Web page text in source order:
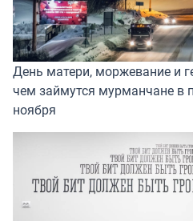
День матери, моржевание и
чем займутся мурманчане в
ноября